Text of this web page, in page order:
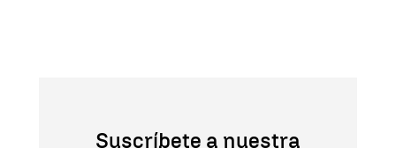
Suscríbete a nuestra